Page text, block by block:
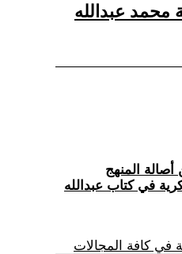
أصالة المنهج
في كتاب عبدالله
في كافة المجالات